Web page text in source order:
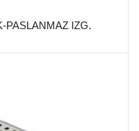
PASLANMAZ IZG.